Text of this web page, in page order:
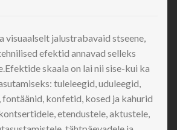
visuaalselt jalustrabavaid stseene,
efektid annavad selleks
skaala on lai nii sise-kui ka
tuleleegid, uduleegid,
konfetid, kosed ja kahurid
etendustele, aktustele,